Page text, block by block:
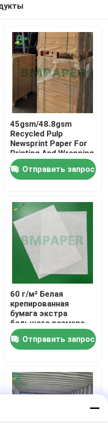
45gsm/48.8gsm
Recycled Pulp
Newsprint Paper For
Printing And Wrapping
In Roll
Отправить запрос
60 г/м² Белая
крепированная
бумага экстра
большого размера
для изготовления
бумажных цветов,
крафт-бумага
Отправить запрос